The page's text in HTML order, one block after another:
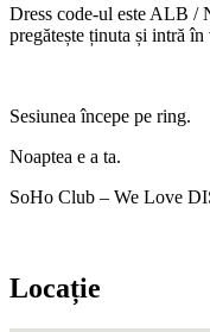
Dress code-ul este ALB /
pregătește ținuta și intră în
Sesiunea începe pe ring.
Noaptea e a ta.
SoHo Club – We Love
Locație